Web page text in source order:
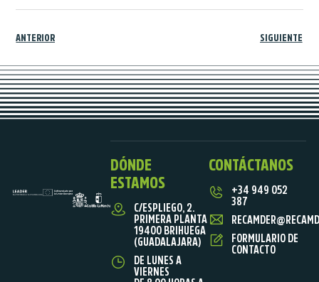
ANTERIOR SIGUIENTE
DÓNDE
ESTAMOS
C/ESPLIEGO, 2.
PRIMERA PLANTA
19400 BRIHUEGA
(GUADALAJARA)
DE LUNES A
VIERNES
CONTÁCTANOS
+34 949 052
387
FORMULARIO DE
CONTACTO